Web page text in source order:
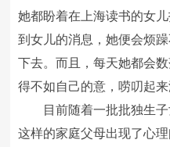
她都盼着在上海读书的女
到女儿的消息，她便会烦
下去。而且，每天她都会
得不如自己的意，唠叨起来
目前随着一批批独生子
这样的家庭父母出现了心